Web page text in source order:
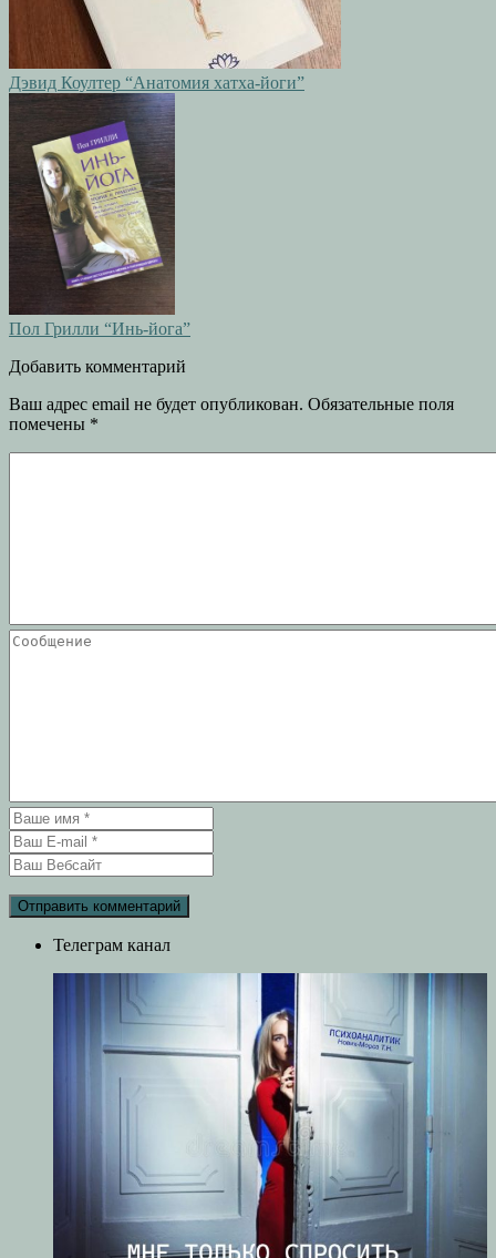
Дэвид Коултер “Анатомия хатха-йоги”
Пол Грилли “Инь-йога”
Добавить комментарий
Ваш адрес email не будет опубликован. Обязательные поля
помечены *
Телеграм канал